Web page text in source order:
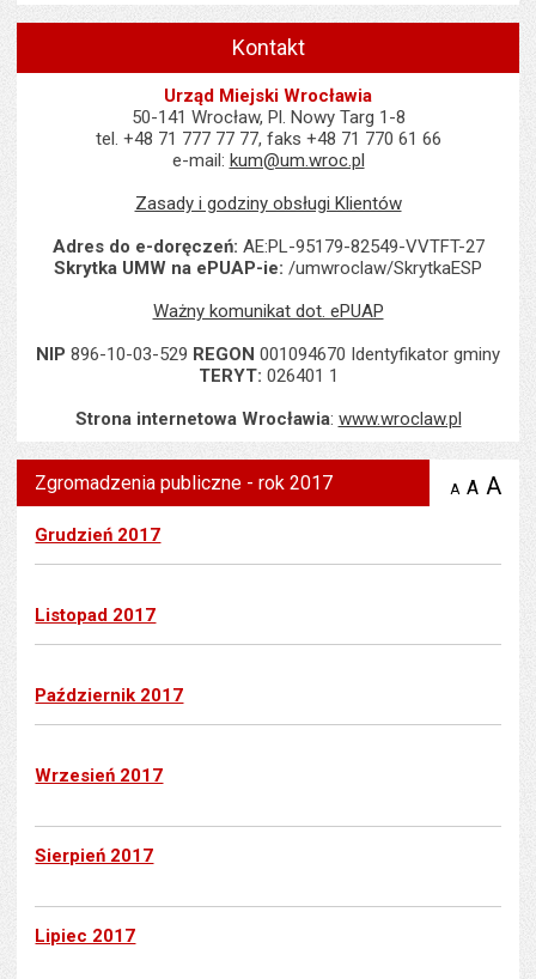
Kontakt
Urząd Miejski Wrocławia
50-141 Wrocław, Pl. Nowy Targ 1-8
tel. +48 71 777 77 77, faks +48 71 770 61 66
e-mail: kum@um.wroc.pl
Zasady i godziny obsługi Klientów
Adres do e-doręczeń: AE:PL-95179-82549-VVTFT-27
Skrytka UMW na ePUAP-ie: /umwroclaw/SkrytkaESP
Ważny komunikat dot. ePUAP
NIP 896-10-03-529 REGON 001094670 Identyfikator gminy
TERYT: 026401 1
Strona internetowa Wrocławia: www.wroclaw.pl
Zgromadzenia publiczne - rok 2017 A zmniejsz
A A
Grudzień 2017
Listopad 2017
Październik 2017
Wrzesień 2017
Sierpień 2017
Lipiec 2017